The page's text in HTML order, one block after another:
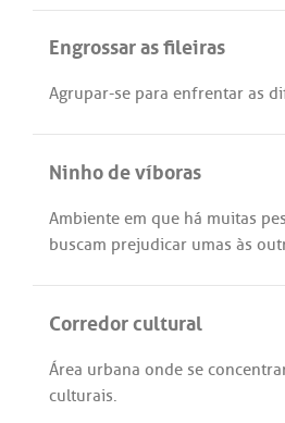
Engrossar as fileiras
Agrupar-se para enfrentar as
Ninho de víboras
Ambiente em que há muitas
buscam prejudicar umas às
Corredor cultural
Área urbana onde se
culturais.